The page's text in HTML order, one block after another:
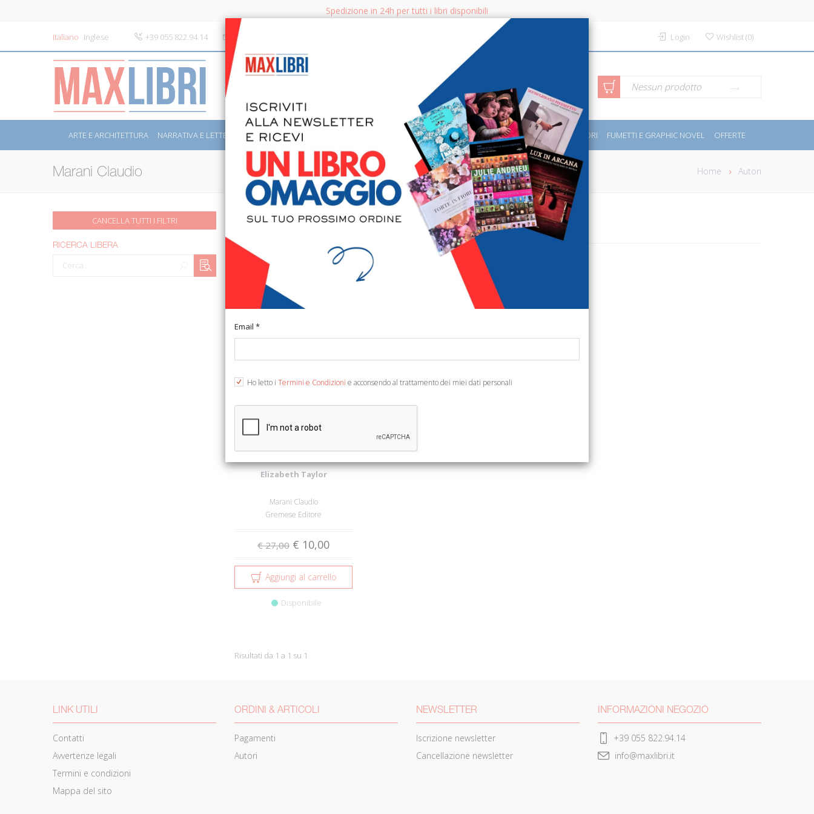
Spedizione in 24h per tutti i libri disponibili
Italiano Inglese +39 055 822.94.14 info@maxlibri.it Login Wishlist(0)
CERCA Ricerca avanzata Nessun prodotto
ARTE E ARCHITETTURA NARRATIVA E LETTERATURA SAGGISTICA LIBRI PER BAMBINI E RAGAZZI MANUALI - GUIDE - CORSI SPORT E MOTORI FUMETTI E GRAPHIC NOVEL OFFERTE
Marani Claudio Home Autori
ORDINE PER -
Risultati da 1 a 1 su 1
Elizabeth Taylor
Marani Claudio
Gremese Editore
€ 27,00 € 10,00
Aggiungi al carrello
Disponibile
Risultati da 1 a 1 su 1
CANCELLA TUTTI I FILTRI
RICERCA LIBERA
LINK UTILI
Contatti
Avvertenze legali
Termini e condizioni
Mappa del sito
ORDINI & ARTICOLI
Pagamenti
Autori
NEWSLETTER
Iscrizione newsletter
Cancellazione newsletter
INFORMAZIONI NEGOZIO
+39 055 822.94.14
info@maxlibri.it
Email *
Ho letto i Termini e Condizioni e acconsendo al trattamento dei miei dati personali